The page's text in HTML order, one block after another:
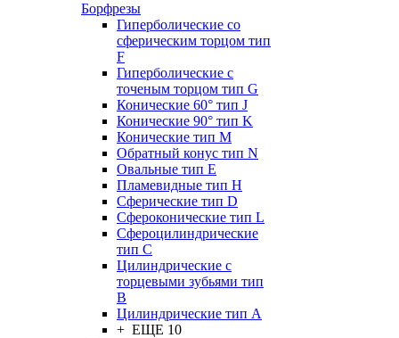
Борфрезы
Гиперболические cо
сферическим торцом тип
F
Гиперболические с
точеным торцом тип G
Конические 60° тип J
Конические 90° тип K
Конические тип M
Обратный конус тип N
Овальные тип E
Пламевидные тип H
Сферические тип D
Сфероконические тип L
Сфероцилиндрические
тип C
Цилиндрические с
торцевыми зубьями тип
B
Цилиндрические тип А
+ ЕЩЕ 10